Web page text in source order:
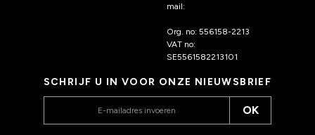
mail:
Org. no: 556158-2213
VAT no:
SE5561582213101
SCHRIJF U IN VOOR ONZE NIEUWSBRIEF
OK